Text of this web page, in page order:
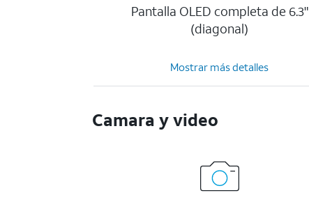
Pantalla OLED completa de 6.3"
(diagonal)
Mostrar más detalles
Camara y video